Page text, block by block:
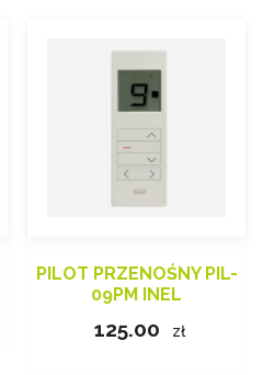
PILOT PRZENOŚNY PIL-
09PM INEL
125.00 zł